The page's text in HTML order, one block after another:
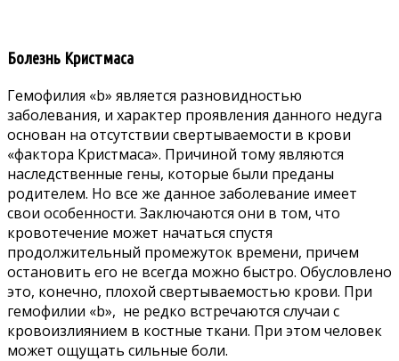
Болезнь Кристмаса
Гемофилия «b» является разновидностью
заболевания, и характер проявления данного недуга
основан на отсутствии свертываемости в крови
«фактора Кристмаса». Причиной тому являются
наследственные гены, которые были преданы
родителем. Но все же данное заболевание имеет
свои особенности. Заключаются они в том, что
кровотечение может начаться спустя
продолжительный промежуток времени, причем
остановить его не всегда можно быстро. Обусловлено
это, конечно, плохой свертываемостью крови. При
гемофилии «b», не редко встречаются случаи с
кровоизлиянием в костные ткани. При этом человек
может ощущать сильные боли.